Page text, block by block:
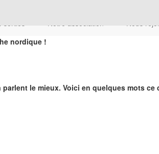
sorties Notre association Nous
nordique !
le mieux. Voici en quelques mots